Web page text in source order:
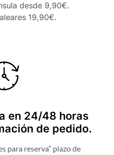
desde 9,90€.
19,90€.
en 24/48 horas
de pedido.
para reserva” plazo de